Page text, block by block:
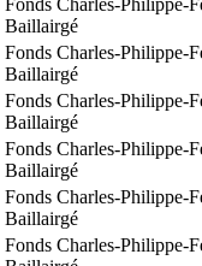
Fonds Charles-Philippe-
Baillairgé
Fonds Charles-Philippe-
Baillairgé
Fonds Charles-Philippe-
Baillairgé
Fonds Charles-Philippe-
Baillairgé
Fonds Charles-Philippe-
Baillairgé
Fonds Charles-Philippe-